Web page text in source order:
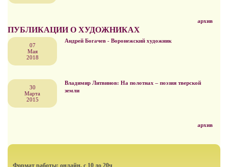
архив
ПУБЛИКАЦИИ О ХУДОЖНИКАХ
07
Мая
2018
Андрей Богачев - Воронежский художник
30
Марта
2015
Владимир Литвинов: На полотнах – поэзия тверской
земли
архив